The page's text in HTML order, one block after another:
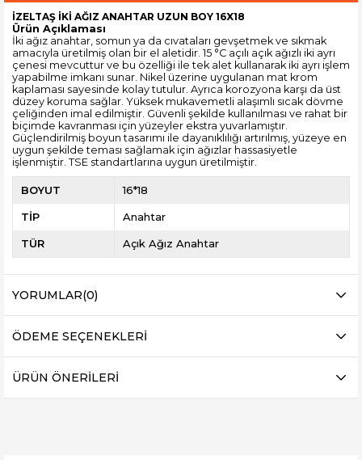
İZELTAŞ İKİ AĞIZ ANAHTAR UZUN BOY 16X18
Ürün Açıklaması
İki ağız anahtar, somun ya da cıvataları gevşetmek ve sıkmak
amacıyla üretilmiş olan bir el aletidir. 15 °C açılı açık ağızlı iki ayrı
çenesi mevcuttur ve bu özelliği iletek alet kullanarak iki ayrı işlem
yapabilme imkanı sunar. Nikel üzerine uygulanan mat krom
kaplaması sayesinde kolay tutulur. Ayrıca korozyona karşı da üst
düzey koruma sağlar. Yüksek mukavemetli alaşımlı sıcak dövme
çeliğinden imal edilmiştir. Güvenli şekilde kullanılması ve rahat bir
biçimde kavranması için yüzeyler ekstra yuvarlamıştır.
Güçlendirilmiş boyun tasarımı ile dayanıklılığı artırılmış, yüzeye en
uygun şekilde teması sağlamak için ağızlar hassasiyetle
işlenmiştir. TSE standartlarına uygun üretilmiştir.
BOYUT 16*18
TİP Anahtar
TÜR Açık Ağız Anahtar
YORUMLAR(0)
ÖDEME SEÇENEKLERI
ÜRÜN ÖNERILERI